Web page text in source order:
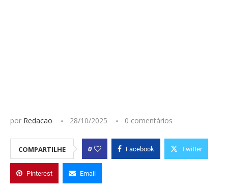
por Redacao 28/10/2025 0 comentários
COMPARTILHE 0 Facebook Twitter
Pinterest Email